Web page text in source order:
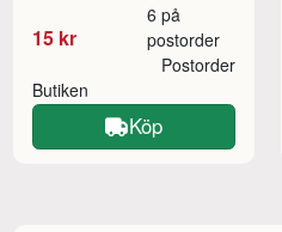
15 kr
6 på
postorder
Butiken
Postorder
Köp